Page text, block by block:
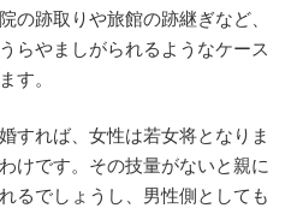
の跡取りや旅館の跡継ぎなど、
らやましがられるようなケース
す。
すれば、女性は若女将となりま
けです。その技量がないと親に
るでしょうし、男性側としても